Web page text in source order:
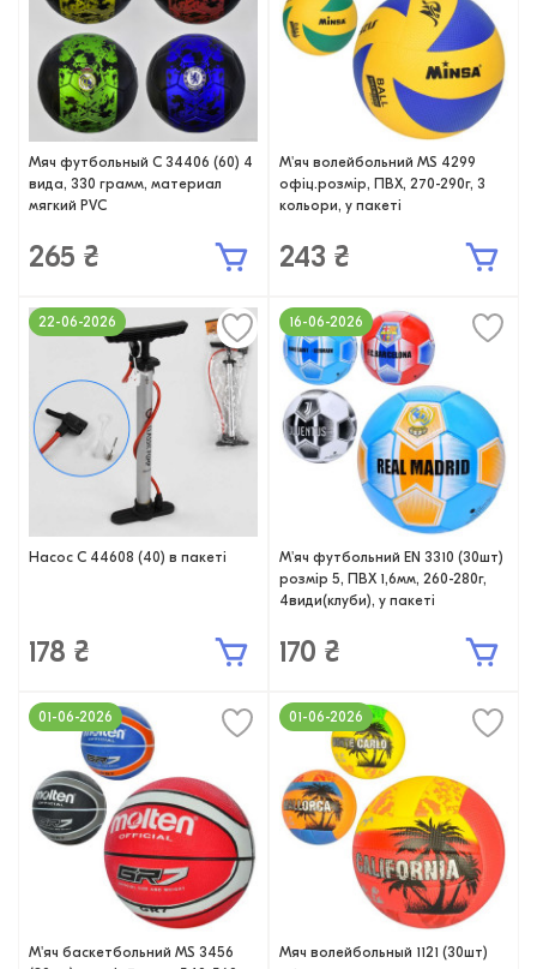
Мяч футбольный С 34406 (60) 4
вида, 330 грамм, материал
мягкий PVC
265 ₴
М'яч волейбольний MS 4299
офіц.розмір, ПВХ, 270-290г, 3
кольори, у пакеті
243 ₴
Насос С 44608 (40) в пакеті
178 ₴
22-06-2026
М'яч футбольний EN 3310 (30шт)
розмір 5, ПВХ 1,6мм, 260-280г,
4види(клуби), у пакеті
170 ₴
16-06-2026
М'яч баскетбольний MS 3456
01-06-2026
Мяч волейбольный 1121 (30шт)
01-06-2026